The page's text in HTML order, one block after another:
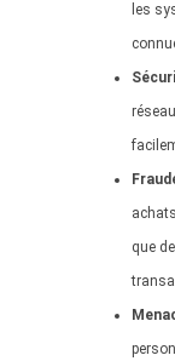
les
que